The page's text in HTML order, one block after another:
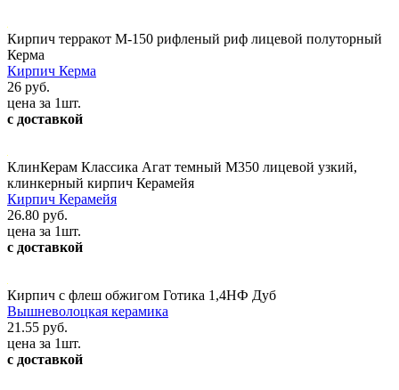
Кирпич терракот М-150 рифленый риф лицевой полуторный
Керма
Кирпич Керма
26 руб.
цена за 1шт.
с доставкой
КлинКерам Классика Агат темный М350 лицевой узкий,
клинкерный кирпич Керамейя
Кирпич Керамейя
26.80 руб.
цена за 1шт.
с доставкой
Кирпич с флеш обжигом Готика 1,4НФ Дуб
Вышневолоцкая керамика
21.55 руб.
цена за 1шт.
с доставкой